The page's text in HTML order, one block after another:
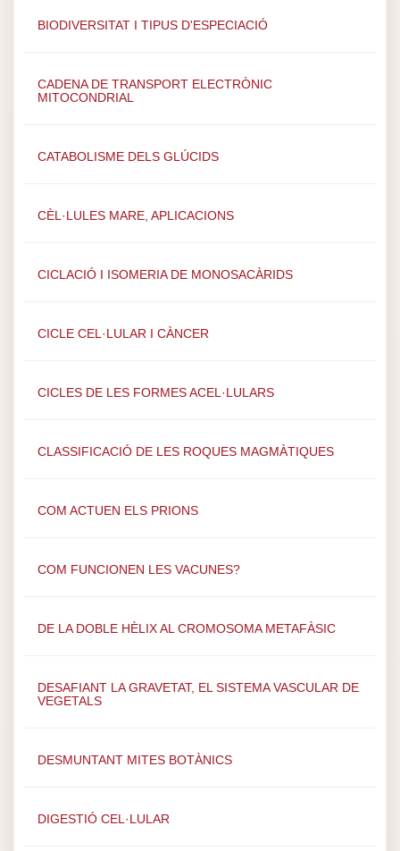
BIODIVERSITAT I TIPUS D'ESPECIACIÓ
CADENA DE TRANSPORT ELECTRÒNIC
MITOCONDRIAL
CATABOLISME DELS GLÚCIDS
CÈL·LULES MARE, APLICACIONS
CICLACIÓ I ISOMERIA DE MONOSACÀRIDS
CICLE CEL·LULAR I CÀNCER
CICLES DE LES FORMES ACEL·LULARS
CLASSIFICACIÓ DE LES ROQUES MAGMÀTIQUES
COM ACTUEN ELS PRIONS
COM FUNCIONEN LES VACUNES?
DE LA DOBLE HÈLIX AL CROMOSOMA METAFÀSIC
DESAFIANT LA GRAVETAT, EL SISTEMA VASCULAR DE
VEGETALS
DESMUNTANT MITES BOTÀNICS
DIGESTIÓ CEL·LULAR